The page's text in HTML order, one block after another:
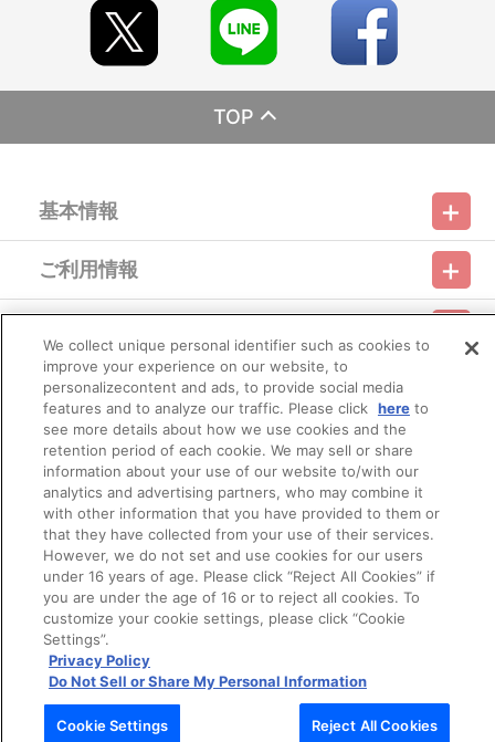
（４）「配送情報」内「決済方法」の「お支払い手続きはこちら」
から確認します。
※決済方法「カード決済」を選択時は、発売月の上旬ごろに決済処
理を実施いたします。
注文受付後の決済方法変更はできませんので、あらかじめご了承
※決済方法「WEB・スマホ決済」を選択時は、即時決済処理を実施
いたします。注文受付後の決済方法変更はできませんので、あらか
※以下のご注文は、キャンセルさせていただく場合がございます。
（１）転売、再販売または営利目的の恐れがある注文と判断した場
（２）購入上限のある商品を個人またはグループが繰り返し注文し
（３）過去に複数の購入履歴がある個人またはグループが注文した
（４）商品の送付先が物流倉庫、転送センターなどの場合
（５）上記以外で不正な注文と判断した場合
■配送について
※配送地域や決済方法、天候の状況等によって、お届け日が異なり
ますので、あらかじめご了承ください。
※配送地域は日本国内に限らせて頂きます。また、配送業者は佐川
急便となります。
※配送箱につきましては交換対象外です。
※局留め（営業所受け取りサービス等）の対応はできかねます。
※商品の配送状況については、以下の手順でご確認頂けます。
（１）A-on STOREにアクセスし、ログインします。
（２）「マイページ」の「ご注文履歴」を開きます。
（３）対象のご注文番号をクリック。
（４）「注文状況」内の「荷物問合番号」を確認します。
※配送前は表示されておりません。
■本商品に関するお問い合わせ
バンダイナムコフィルムワークス お客様センター
https://support.bnfw.co.jp/support/contact/a-on
TOP
基本情報
利用規約 特定商取引法に基づく表示
プライバシーオプション 会社概要
ご利用情報
Do Not Sell or Share My Personal Information
ログイン 会員規約 新規会員登録
その他のご案内
バンダイナムコフィルムワークス
© Bandai Namco Filmworks Inc. All Rights Reserved.
We collect unique personal identifier such as cookies to
improve your experience on our website, to
personalizecontent and ads, to provide social media
features and to analyze our traffic. Please click hereto
see more details about how we use cookies and the
retention period of each cookie. We may sell or share
information about your use of our website to/with our
analytics and advertising partners, who may combine it
with other information that you have provided to them or
that they have collected from your use of their services.
However, we do not set and use cookies for our users
under 16 years of age. Please click “Reject All Cookies” if
you are under the age of 16 or to reject all cookies. To
customize your cookie settings, please click “Cookie
Settings”.
Privacy Policy
Do Not Sell or Share My Personal Information
Cookie Settings Reject All Cookies